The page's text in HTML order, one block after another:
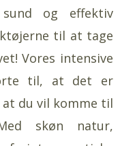
sund og effektiv
til at tage
Vores intensive
til, at det er
du vil komme til
skøn natur,